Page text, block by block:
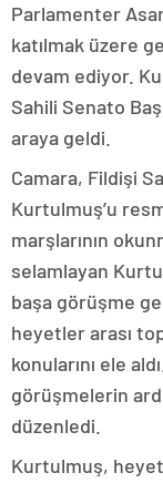
Parlamenter
katılmak üzere
devam ediyor.
Sahili Senato
araya geldi.
Camara, Fildişi
Kurtulmuş’u
marşlarının
selamlayan
başa görüşme
heyetler arası
konularını ele
görüşmelerin
düzenledi.
Kurtulmuş,